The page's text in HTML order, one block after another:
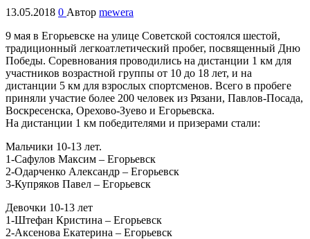
13.05.2018 0 Автор mewera
9 мая в Егорьевске на улице Советской состоялся шестой,
традиционный легкоатлетический пробег, посвященный Дню
Победы. Соревнования проводились на дистанции 1 км для
участников возрастной группы от 10 до 18 лет, и на
дистанции 5 км для взрослых спортсменов. Всего в пробеге
приняли участие более 200 человек из Рязани, Павлов-Посада,
Воскресенска, Орехово-Зуево и Егорьевска.
На дистанции 1 км победителями и призерами стали:
Мальчики 10-13 лет.
1-Сафулов Максим – Егорьевск
2-Одарченко Александр – Егорьевск
3-Купряков Павел – Егорьевск
Девочки 10-13 лет
1-Штефан Кристина – Егорьевск
2-Аксенова Екатерина – Егорьевск